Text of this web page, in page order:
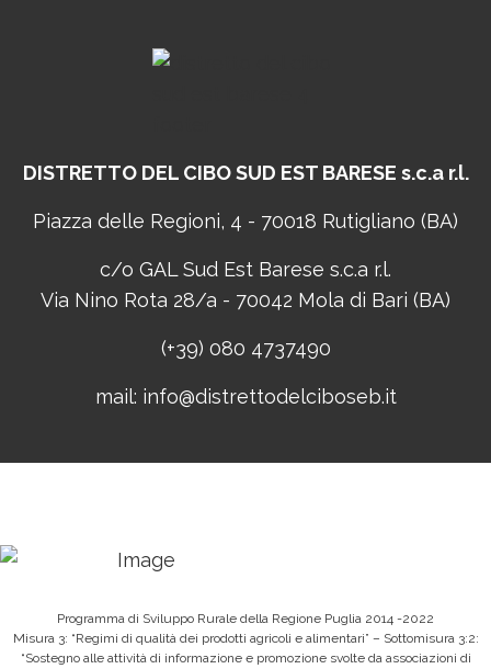
DISTRETTO DEL CIBOSUD EST BARESE s.c.a r.l.
Piazza delle Regioni, 4 - 70018 Rutigliano (BA)
c/o GAL Sud Est Barese s.c.a r.l.
Via Nino Rota 28/a - 70042 Mola di Bari (BA)
(+39) 080 4737490
mail: info@distrettodelciboseb.it
Programma di Sviluppo Rurale della Regione Puglia 2014 -2022
Misura 3: “Regimi di qualità dei prodotti agricoli e alimentari” – Sottomisura 3:2:
“Sostegno alle attività di informazione e promozione svolte da associazioni di